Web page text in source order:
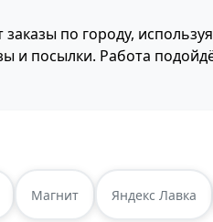
по городу,
и посылки. Работа
Магнит Яндекс Лавка